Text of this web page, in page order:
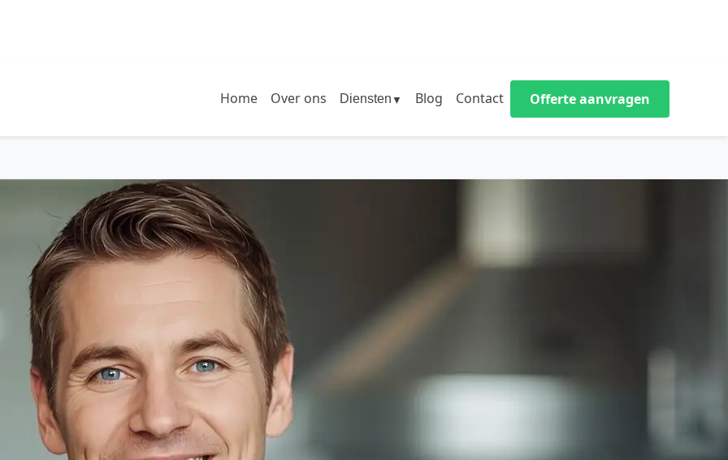
Home Over ons Diensten ▼ Blog Contact Offerte aanvragen